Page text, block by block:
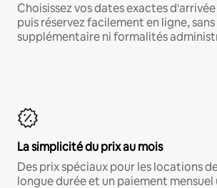
Choisissez vos dates exactes
puis réservez facilement en ligne,
supplémentaire ni formalités
La simplicité du prix au mois
Des prix spéciaux pour les locations
longue durée et un paiement mensuel